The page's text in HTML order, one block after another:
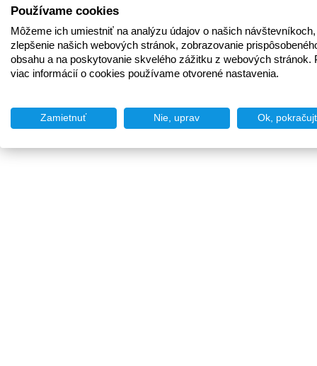
Používame cookies
Môžeme ich umiestniť na analýzu údajov o našich
zlepšenie našich webových stránok, zobrazovanie
obsahu a na poskytovanie skvelého zážitku z webových stránok.
viac informácií o cookies používame otvorené nastavenia.
Zamietnuť Nie, uprav Ok,